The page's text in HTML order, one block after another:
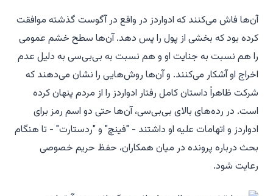
آن‌ها فاش می‌کنند که ادواردز در واقع در آگوست گذشته موافقت
کرده بود که بخشی از پول را پس دهد. آن‌ها سطح خشم عمومی
را هم نسبت به جنایت او و هم نسبت به بی‌بی‌سی به دلیل عدم
اخراج او آشکار می‌کنند. و آن‌ها روش‌هایی را نشان می‌دهند که
شرکت ظاهراً داستان کامل رفتار ادواردز را از مردم پنهان کرده
است. در رده‌های بالای بی‌بی‌سی، آن‌ها حتی دو اسم رمز برای
ادواردز و اتهامات علیه او داشتند - "فینچ" و "ردستارت" - تا هنگام
بحث درباره پرونده در میان همکاران، حفظ حریم خصوصی
رعایت شود.